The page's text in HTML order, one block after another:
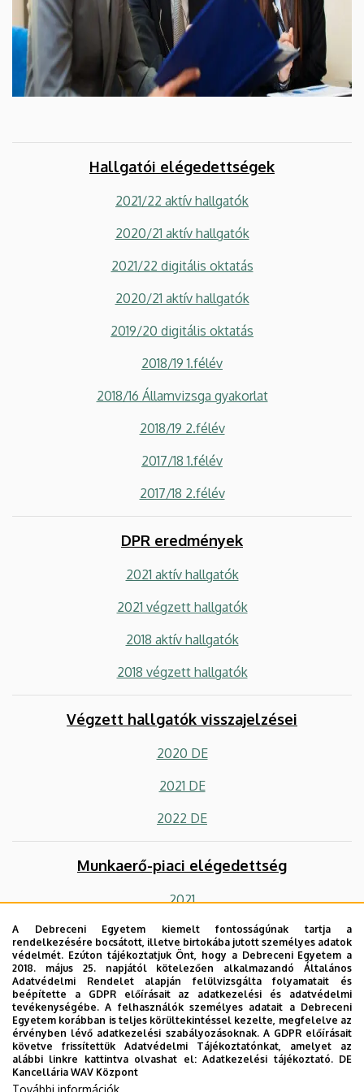
Hallgatói elégedettségek
2021/22 aktív hallgatók
2020/21 aktív hallgatók
2021/22 digitális oktatás
2020/21 aktív hallgatók
2019/20 digitális oktatás
2018/19 1.félév
2018/16 Államvizsga gyakorlat
2018/19 2.félév
2017/18 1.félév
2017/18 2.félév
DPR eredmények
2021 aktív hallgatók
2021 végzett hallgatók
2018 aktív hallgatók
2018 végzett hallgatók
Végzett hallgatók visszajelzései
2020 DE
2021 DE
2022 DE
Munkaerő-piaci elégedettség
2021
2022
Munkatársi elégedettség
2021
2022
A Debreceni Egyetem kiemelt fontosságúnak tartja a
rendelkezésére bocsátott, illetve birtokába jutott személyes adatok
védelmét. Ezúton tájékoztatjuk Önt, hogy a Debreceni Egyetem a
2018. május 25. napjától kötelezően alkalmazandó Általános
Adatvédelmi Rendelet alapján felülvizsgálta folyamatait és
beépítette a GDPR előírásait az adatkezelési és adatvédelmi
tevékenységébe. A felhasználók személyes adatait a Debreceni
Egyetem korábban is teljes körültekintéssel kezelte, megfelelve az
érvényben lévő adatkezelési szabályozásoknak. A GDPR előírásait
követve frissítettük Adatvédelmi Tájékoztatónkat, amelyet az
alábbi linkre kattintva olvashat el:Adatkezelési tájékoztató. DE
Kancellária WAV Központ
További információk